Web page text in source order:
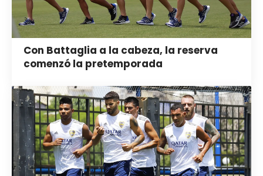
Con Battaglia a la cabeza, la reserva
comenzó la pretemporada